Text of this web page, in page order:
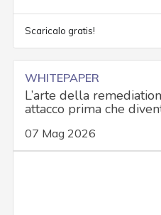
Scaricalo gratis!
WHITEPAPER
L’arte della
attacco prima che
07 Mag 2026